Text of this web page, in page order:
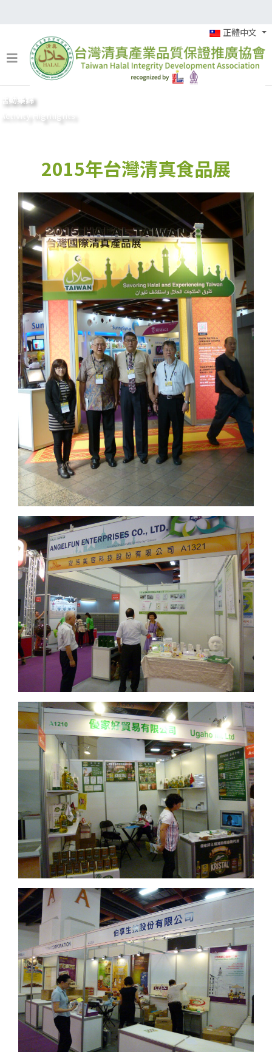
正體中文
活動集錦
Activity Highlights
2015年台灣清真食品展